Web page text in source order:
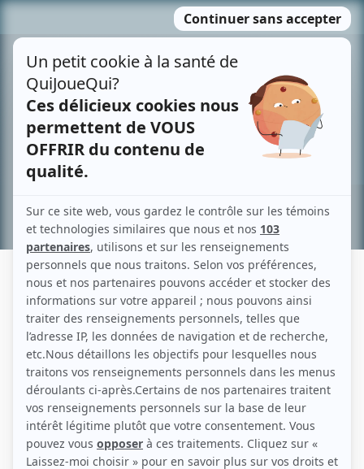
MENU
contenu
Recherche avancée »
ÉMILE GAUDREAULT